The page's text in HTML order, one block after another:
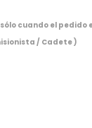
cuando el pedido
/ Cadete )